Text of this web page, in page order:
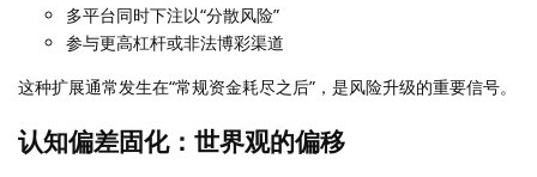
多平台同时下注以“分散风险”
参与更高杠杆或非法博彩渠道
这种扩展通常发生在“常规资金耗尽之后”，是风险升级的重要信号。
认知偏差固化：世界观的偏移